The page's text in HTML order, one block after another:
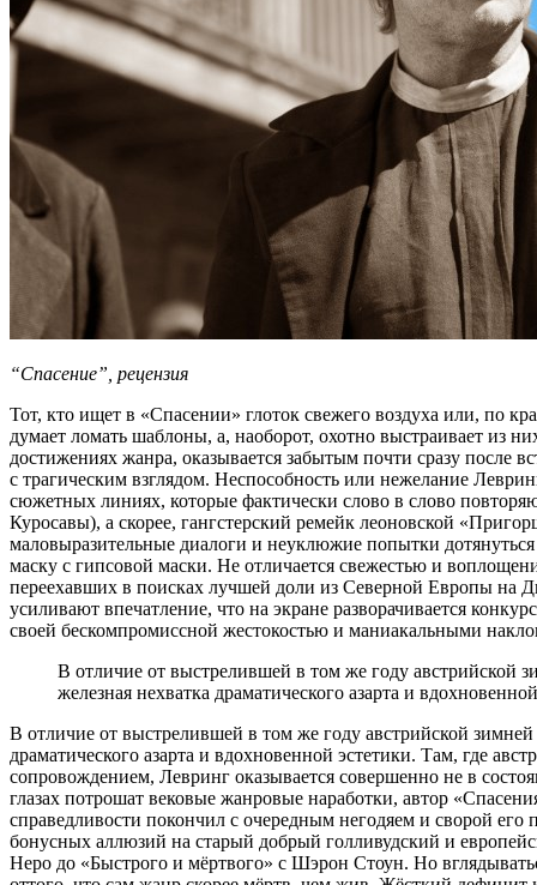
“Спасение”, рецензия
Тот, кто ищет в «Спасении» глоток свежего воздуха или, по
думает ломать шаблоны, а, наоборот, охотно выстраивает из
достижениях жанра, оказывается забытым почти сразу после
с трагическим взглядом. Неспособность или нежелание
сюжетных линиях, которые фактически слово в слово
Куросавы), а скорее, гангстерский ремейк леоновской
маловыразительные диалоги и неуклюжие попытки
маску с гипсовой маски. Не отличается свежестью и
переехавших в поисках лучшей доли из Северной Европы на
усиливают впечатление, что на экране разворачивается
своей бескомпромиссной жестокостью и маниакальными
В отличие от выстрелившей в том же году австрийской
железная нехватка драматического азарта и
В отличие от выстрелившей в том же году австрийской
драматического азарта и вдохновенной эстетики. Там, где
сопровождением, Левринг оказывается совершенно не в
глазах потрошат вековые жанровые наработки, автор
справедливости покончил с очередным негодяем и сворой
бонусных аллюзий на старый добрый голливудский и
Неро до «Быстрого и мёртвого» с Шэрон Стоун. Но